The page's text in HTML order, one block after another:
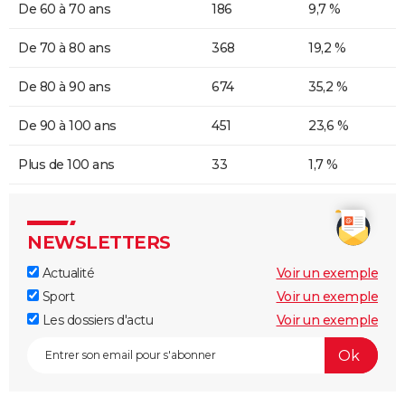
De 60 à 70 ans 186 9,7 %
De 70 à 80 ans 368 19,2 %
De 80 à 90 ans 674 35,2 %
De 90 à 100 ans 451 23,6 %
Plus de 100 ans 33 1,7 %
NEWSLETTERS
Actualité
Voir un exemple
Sport
Voir un exemple
Les dossiers d'actu
Voir un exemple